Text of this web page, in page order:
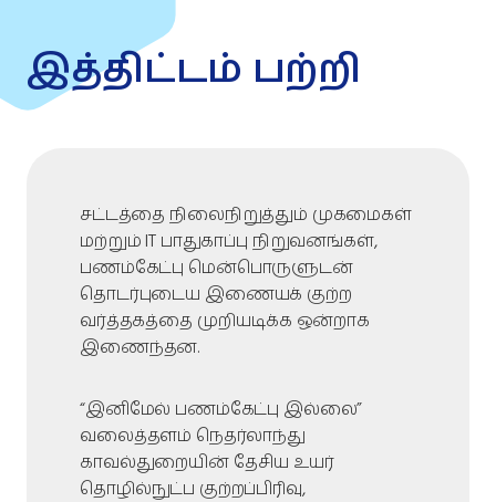
இத்திட்டம் பற்றி
சட்டத்தை நிலைநிறுத்தும் முகமைகள்
மற்றும் IT பாதுகாப்பு நிறுவனங்கள்,
பணம்கேட்பு மென்பொருளுடன்
தொடர்புடைய இணையக் குற்ற
வர்த்தகத்தை முறியடிக்க ஒன்றாக
இணைந்தன.
“இனிமேல் பணம்கேட்பு இல்லை”
வலைத்தளம் நெதர்லாந்து
காவல்துறையின் தேசிய உயர்
தொழில்நுட்ப குற்றப்பிரிவு,